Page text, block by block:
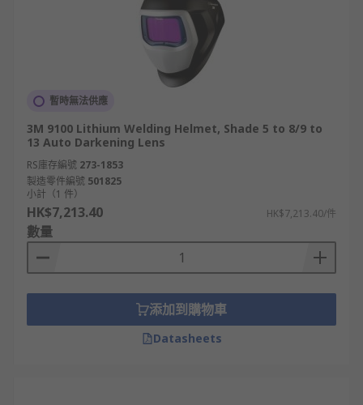
暫時無法供應
3M 9100 Lithium Welding Helmet, Shade 5 to 8/9 to
13 Auto Darkening Lens
RS庫存編號 273-1853
製造零件編號 501825
小計（1 件）
HK$7,213.40 HK$7,213.40/件
數量
添加到購物車
Datasheets